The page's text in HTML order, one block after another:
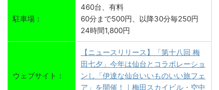
駐車場：
460台、有料
60分まで500円、以降30分毎250円
24時間1,800円
ウェブサイト：
【ニュースリリース】「第十八回 梅
田七夕」今年は仙台とコラボレーショ
ンし「伊達な仙台いいものいい旅フェ
ア」を開催！｜梅田スカイビル・空中